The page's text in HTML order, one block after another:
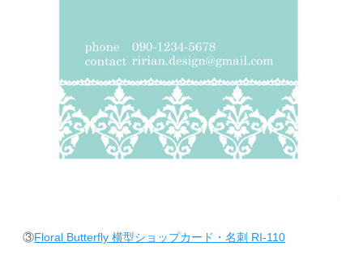
③Floral Butterfly 横型ショップカード・名刺 RI-110